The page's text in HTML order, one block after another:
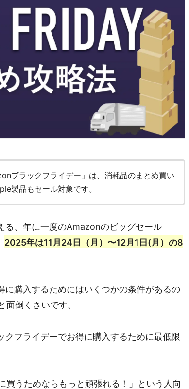
ブラックフライデー」は、消耗品のまとめ買い
製品もセール対象です。
る、年に一度のAmazonのビッグセール
2025年は11月24日（月）〜12月1日(月）の8
購入するためにはいくつかの条件があるの
倒くさいです。
フライデーでお得に購入するために最低限
買うためならもっと頑張れる！」という人向